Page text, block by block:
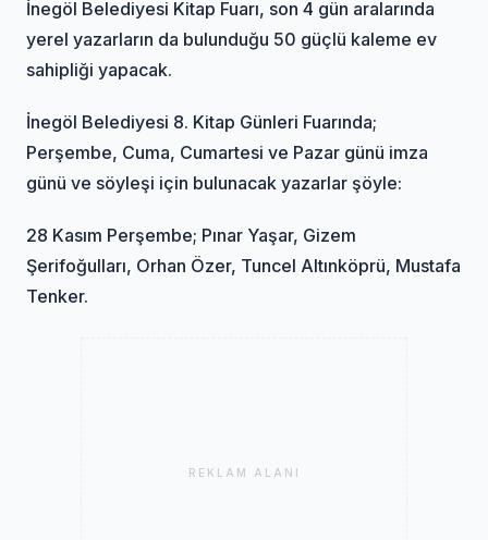
İnegöl Belediyesi Kitap Fuarı, son 4 gün aralarında
yerel yazarların da bulunduğu 50 güçlü kaleme ev
sahipliği yapacak.
İnegöl Belediyesi 8. Kitap Günleri Fuarında;
Perşembe, Cuma, Cumartesi ve Pazar günü imza
günü ve söyleşi için bulunacak yazarlar şöyle:
28 Kasım Perşembe; Pınar Yaşar, Gizem
Şerifoğulları, Orhan Özer, Tuncel Altınköprü, Mustafa
Tenker.
REKLAM ALANI